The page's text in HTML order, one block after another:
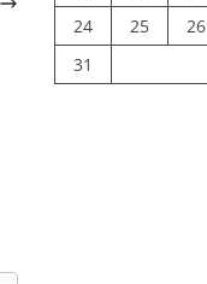
24
25 26
31